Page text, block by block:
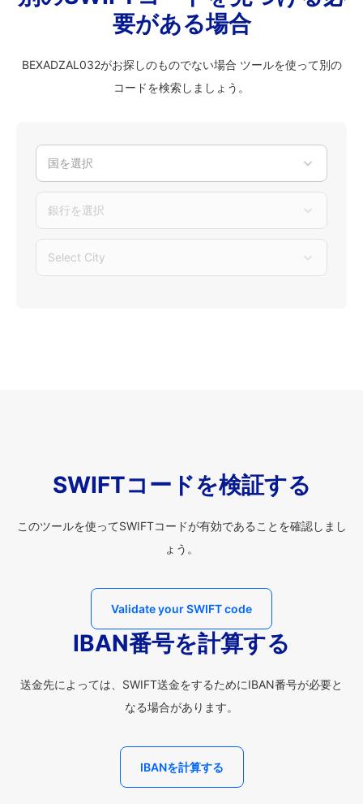
要がある場合
BEXADZAL032がお探しのものでない場合 ツールを使って別の
コードを検索しましょう。
国を選択
銀行を選択
Select City
SWIFTコードを検証する
このツールを使ってSWIFTコードが有効であることを確認しまし
ょう。
Validate your SWIFT code
IBAN番号を計算する
送金先によっては、SWIFT送金をするためにIBAN番号が必要と
なる場合があります。
IBANを計算する